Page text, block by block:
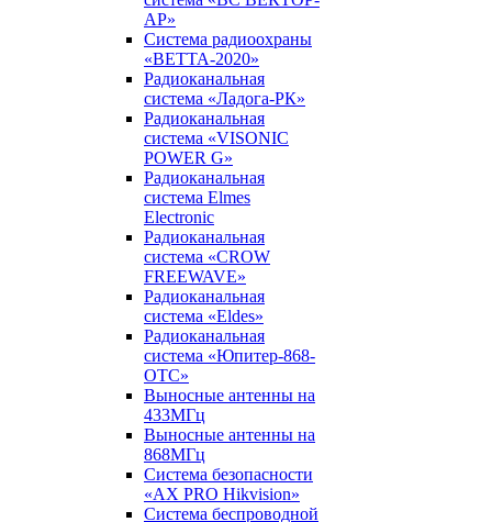
АР»
Система радиоохраны
«ВЕТТА-2020»
Радиоканальная
система «Ладога-РК»
Радиоканальная
система «VISONIC
POWER G»
Радиоканальная
система Elmes
Electronic
Радиоканальная
система «CROW
FREEWAVE»
Радиоканальная
система «Eldes»
Радиоканальная
система «Юпитер-868-
ОТС»
Выносные антенны на
433МГц
Выносные антенны на
868МГц
Система безопасности
«AX PRO Hikvision»
Система беспроводной